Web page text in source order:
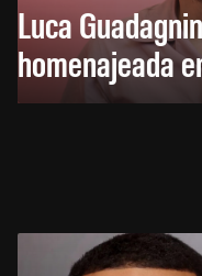
Luca
homenajeada